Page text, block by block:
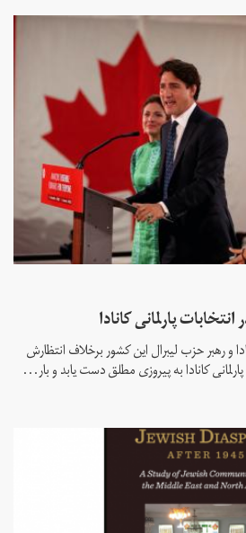
پارلمانی کانادا
و رهبر حزب لیبرال این کشور برخلاف انتظارش
کانادا به پیروزی مطلق دست یابد و بار...